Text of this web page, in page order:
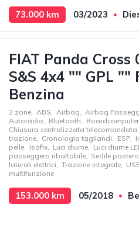
73.000 km 03/2023
147 kW
200 cv 2996 cc
FIAT Panda
S&S 4x4 "" GPL ""
Benzina
2 zone, ABS, Airbag, Airbag
Autoradio, Bluetooth, Boardcomputer
Chiusura centralizzata telecomandata,
trazione, Cronologia tagliandi, ESP,
pelle, Isofix, Luci diurne, Luci diurne
passeggero ribaltabile, Sedile
laterali elettrici, Trazione integrale,
multifunzione
153.000 km 05/2018